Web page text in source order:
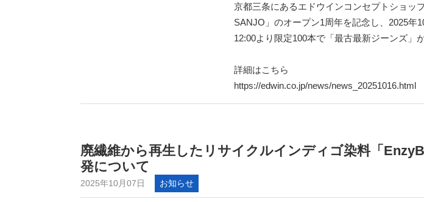
京都三条にあるエドウインコンセプトショッ
SANJO」のオープン1周年を記念し、2025年
12:00より限定100本で「最古最新ジーンズ」
詳細はこちら
https://edwin.co.jp/news/news_20251016.html
廃繊維から再生したリサイクルインディゴ染料「
発について
2025年10月07日 お知らせ